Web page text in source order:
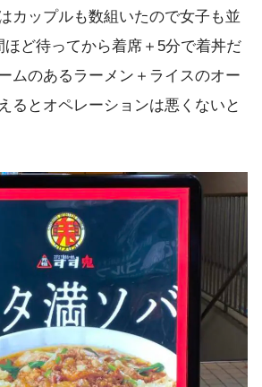
カップルも数組いたので女子も並
ほど待ってから着席＋5分で着丼だ
ムのあるラーメン＋ライスのオー
るとオペレーションは悪くないと